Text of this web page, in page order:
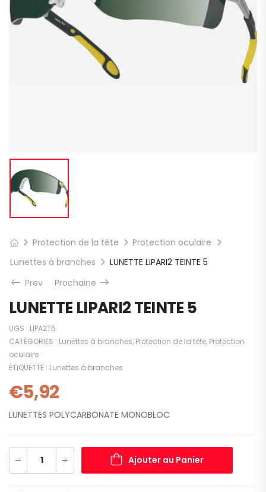
Protection de la tête
Protection oculaire
Lunettes à branches
LUNETTE LIPARI2 TEINTE 5
Prev
Prochaine
LUNETTE LIPARI2 TEINTE 5
UGS : LIPA2T5
CATÉGORIES : Lunettes à branches, Protection de la tête, Protection
oculaire
ÉTIQUETTE : Lunettes à branches
€5,92
LUNETTES POLYCARBONATE MONOBLOC
Ajouter au Panier